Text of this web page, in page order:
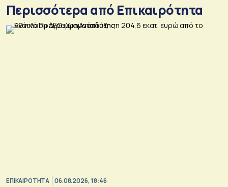
Περισσότερα από Επικαιρότητα
ΕΠΙΚΑΙΡΟΤΗΤΑ 06.08.2026, 18:46